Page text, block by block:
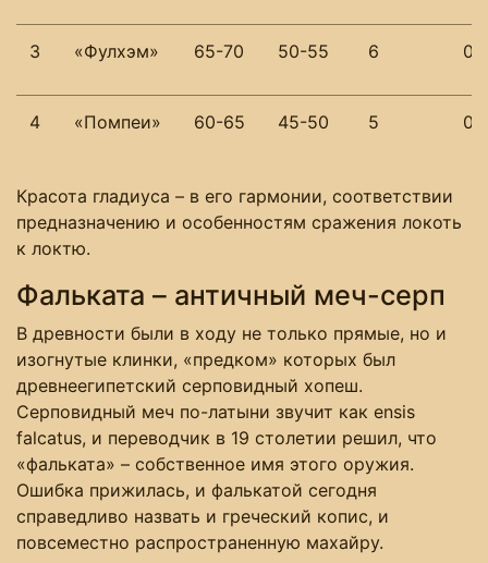
3 «Фулхэм» 65-70 50-55 6 0,7
4 «Помпеи» 60-65 45-50 5
Красота гладиуса – в его гармонии, соответствии
предназначению и особенностям сражения локоть
к локтю.
Фальката – античный меч-серп
В древности были в ходу не только прямые, но и
изогнутые клинки, «предком» которых был
древнеегипетский серповидный хопеш.
Серповидный меч по-латыни звучит как ensis
falcatus, и переводчик в 19 столетии решил, что
«фальката» – собственное имя этого оружия.
Ошибка прижилась, и фалькатой сегодня
справедливо назвать и греческий копис, и
повсеместно распространенную махайру.